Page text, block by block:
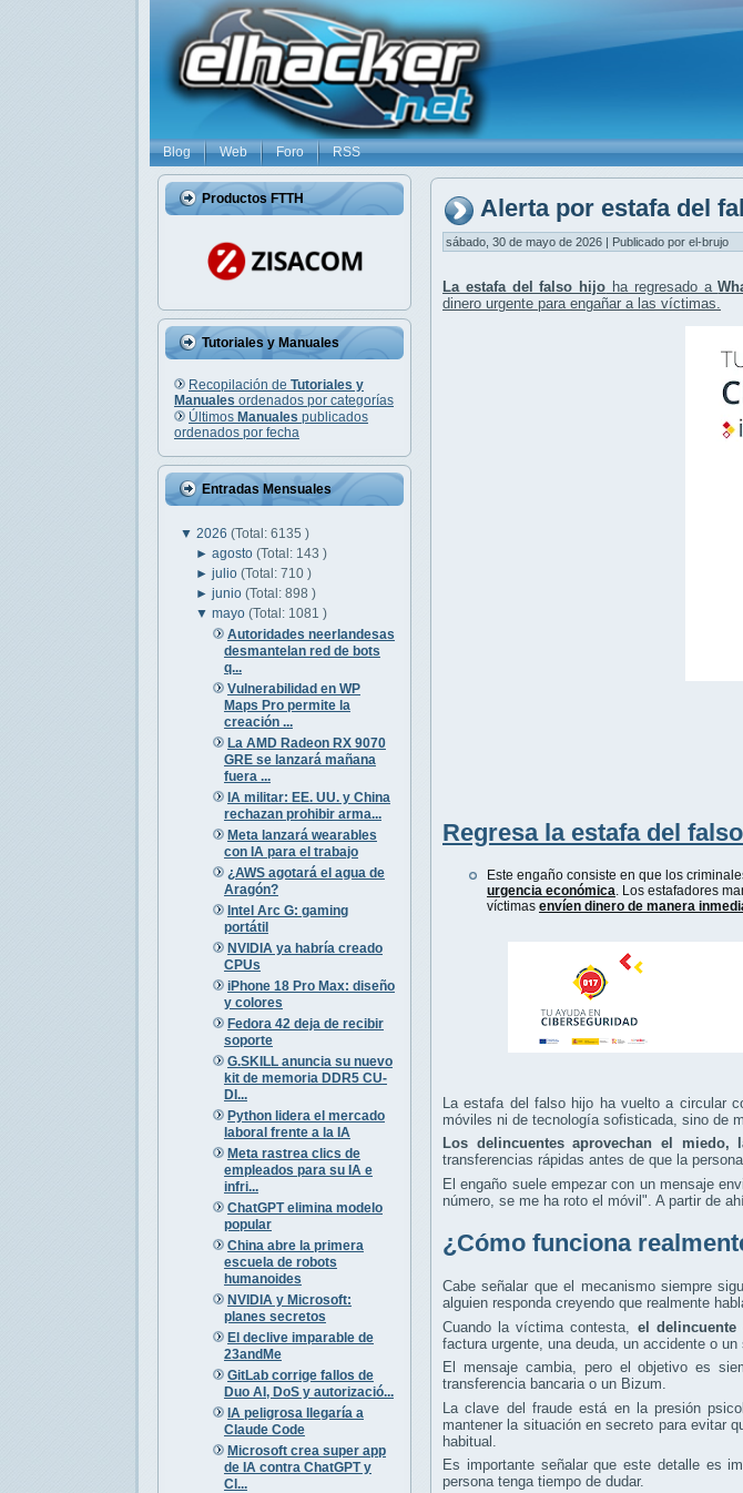
Blog Web Foro RSS
Productos FTTH
Tutoriales y Manuales
Recopilación de Tutoriales y
Manuales ordenados por categorías
Últimos Manuales publicados
ordenados por fecha
Entradas Mensuales
▼ 2026 (Total: 6135 )
►agosto(Total: 143 )
►julio(Total: 710 )
►junio(Total: 898 )
▼mayo(Total: 1081 )
Autoridades neerlandesas
desmantelan red de bots
q...
Vulnerabilidad en WP
Maps Pro permite la
creación ...
La AMD Radeon RX 9070
GRE se lanzará mañana
fuera ...
IA militar: EE. UU. y China
rechazan prohibir arma...
Meta lanzará wearables
con IA para el trabajo
¿AWS agotará el agua de
Aragón?
Intel Arc G: gaming
portátil
NVIDIA ya habría creado
CPUs
iPhone 18 Pro Max: diseño
y colores
Fedora 42 deja de recibir
soporte
G.SKILL anuncia su nuevo
kit de memoria DDR5 CU-
DI...
Python lidera el mercado
laboral frente a la IA
Meta rastrea clics de
empleados para su IA e
infri...
ChatGPT elimina modelo
popular
China abre la primera
escuela de robots
humanoides
NVIDIA y Microsoft:
planes secretos
El declive imparable de
23andMe
GitLab corrige fallos de
Duo AI, DoS y autorizació...
IA peligrosa llegaría a
Claude Code
Microsoft crea super app
de IA contra ChatGPT y
Cl...
Alerta por estafa del
sábado, 30 de mayo de 2026 | Publicado por el-brujo
La estafa del falso hijo ha regresado a
dinero urgente para engañar a las víctimas.
Regresa la estafa del
Este engaño consiste en que los
urgencia económica. Los estafadores
víctimas envíen dinero de manera
La estafa del falso hijo ha vuelto a circular
móviles ni de tecnología sofisticada, sino de
Los delincuentes aprovechan el miedo,
transferencias rápidas antes de que la
El engaño suele empezar con un mensaje
número, se me ha roto el móvil". A partir de
¿Cómo funciona
Cabe señalar que el mecanismo siempre
alguien responda creyendo que realmente
Cuando la víctima contesta, el delincuente
factura urgente, una deuda, un accidente o
El mensaje cambia, pero el objetivo es
transferencia bancaria o un Bizum.
La clave del fraude está en la presión
mantener la situación en secreto para evitar
habitual.
Es importante señalar que este detalle es
persona tenga tiempo de dudar.